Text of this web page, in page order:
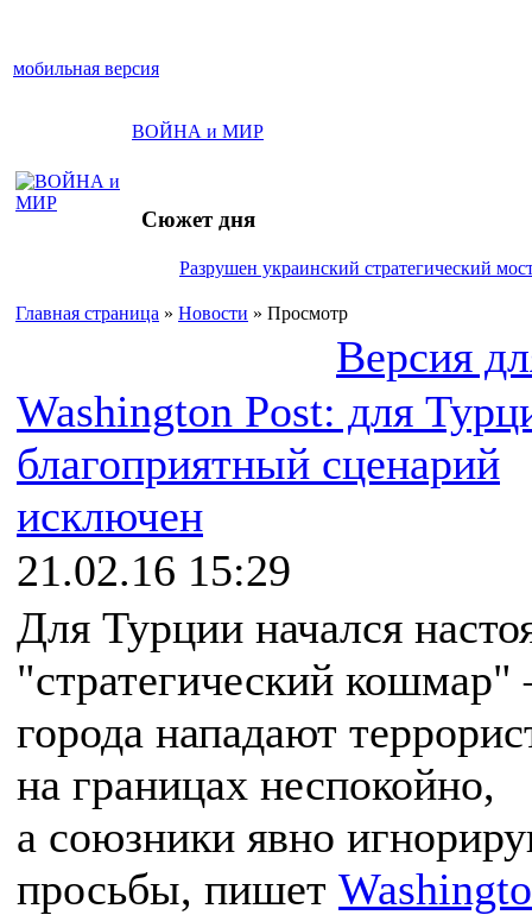
мобильная версия
ВОЙНА и МИР
Сюжет дня
Разрушен украинский стратегический
Главная страница » Новости » Просмотр
Версия
Washington Post: для
благоприятный сценарий
исключен
21.02.16 15:29
Для Турции начался
"стратегический кошмар"
города нападают
на границах неспокойно,
а союзники явно
просьбы, пишет